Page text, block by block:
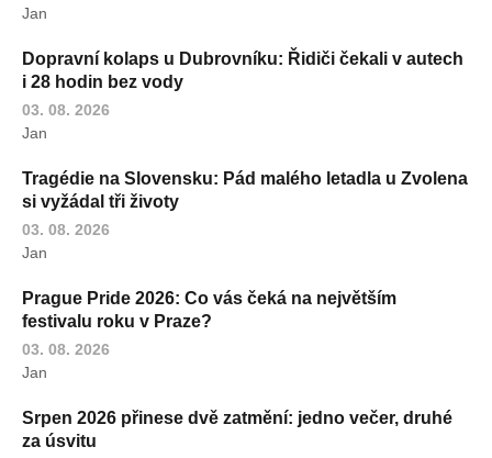
Jan
Dopravní kolaps u Dubrovníku: Řidiči čekali v autech
i 28 hodin bez vody
03. 08. 2026
Jan
Tragédie na Slovensku: Pád malého letadla u Zvolena
si vyžádal tři životy
03. 08. 2026
Jan
Prague Pride 2026: Co vás čeká na největším
festivalu roku v Praze?
03. 08. 2026
Jan
Srpen 2026 přinese dvě zatmění: jedno večer, druhé
za úsvitu